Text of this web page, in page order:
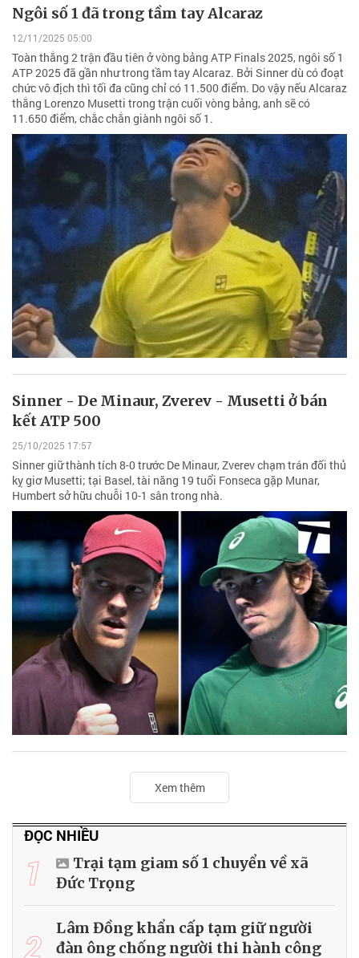
Ngôi số 1 đã trong tầm tay Alcaraz
12/11/2025 05:00
Toàn thắng 2 trận đầu tiên ở vòng bảng ATP Finals 2025, ngôi số 1
ATP 2025 đã gần như trong tầm tay Alcaraz. Bởi Sinner dù có đoạt
chức vô địch thì tối đa cũng chỉ có 11.500 điểm. Do vậy nếu Alcaraz
thắng Lorenzo Musetti trong trận cuối vòng bảng, anh sẽ có
11.650 điểm, chắc chắn giành ngôi số 1.
Sinner - De Minaur, Zverev - Musetti ở bán
kết ATP 500
25/10/2025 17:57
Sinner giữ thành tích 8-0 trước De Minaur, Zverev chạm trán đối thủ
kỵ giơ Musetti; tại Basel, tài năng 19 tuổi Fonseca gặp Munar,
Humbert sở hữu chuỗi 10-1 sân trong nhà.
Xem thêm
ĐỌC NHIỀU
1
Trại tạm giam số 1 chuyển về xã
Đức Trọng
2
Lâm Đồng khẩn cấp tạm giữ người
đàn ông chống người thi hành công